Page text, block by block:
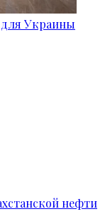
для Украины
нефти